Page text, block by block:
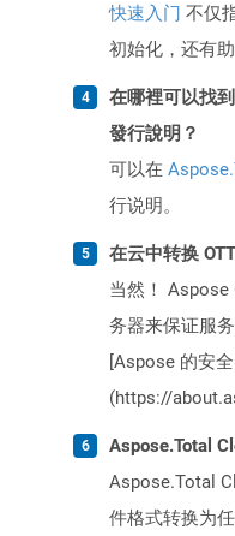
快速入门 不仅
初始化，还有
在哪裡可以找
發行說明？
可以在
行说明。
在云中转换
当然！ Aspose
务器来保证服
[Aspose 的安
(https://
Aspose.Total
Aspose.Total
件格式转换为